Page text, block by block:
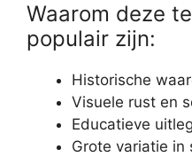
Waarom deze
populair zijn:
Historische
Visuele rust en
Educatieve
Grote variatie in